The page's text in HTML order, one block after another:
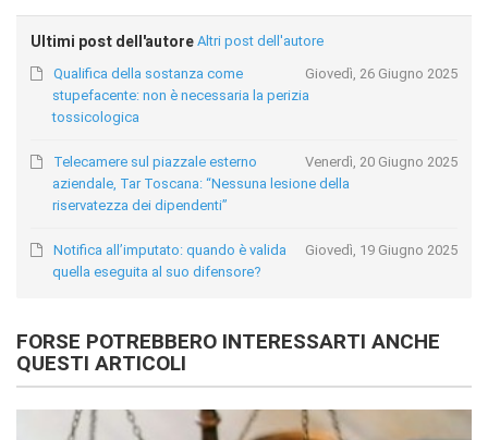
Ultimi post dell'autore Altri post dell'autore
Giovedì, 26 Giugno 2025
Qualifica della sostanza come
stupefacente: non è necessaria la perizia
tossicologica
Venerdì, 20 Giugno 2025
Telecamere sul piazzale esterno
aziendale, Tar Toscana: “Nessuna lesione della
riservatezza dei dipendenti”
Giovedì, 19 Giugno 2025
Notifica all’imputato: quando è valida
quella eseguita al suo difensore?
FORSE POTREBBERO INTERESSARTI ANCHE
QUESTI ARTICOLI